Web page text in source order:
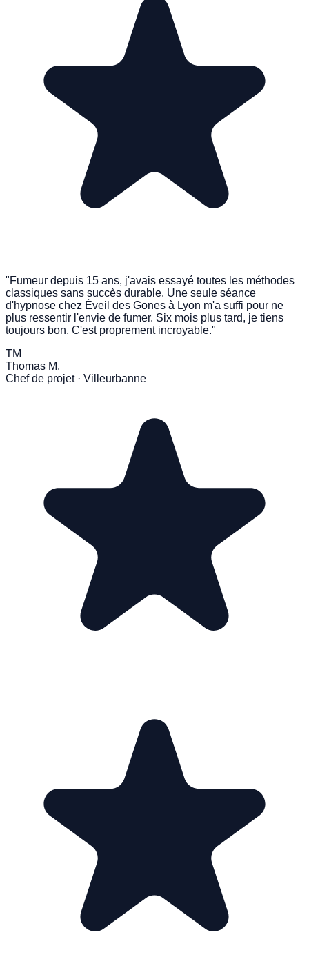
"Fumeur depuis 15 ans, j'avais essayé toutes les méthodes
classiques sans succès durable. Une seule séance
d'hypnose chez Éveil des Gones à Lyon m'a suffi pour ne
plus ressentir l'envie de fumer. Six mois plus tard, je tiens
toujours bon. C'est proprement incroyable."
TM
Thomas M.
Chef de projet · Villeurbanne